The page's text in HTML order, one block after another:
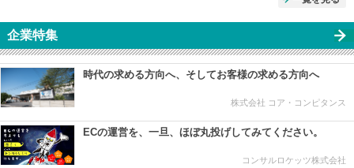
企業特集
時代の求める方向へ、そしてお客様の求める方向へ
株式会社 コア・コンピタンス
ECの運営を、一旦、ほぼ丸投げしてみてください。
コンサルロケッツ株式会社